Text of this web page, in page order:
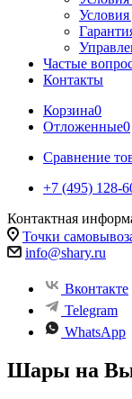
Условия
Частые
Контакты
Корзина0
Отложенные0
Сравнение
+7 (495) 128-
Контактная
Точки
info@shary.ru
Вконтакте
Telegram
WhatsApp
Шары на